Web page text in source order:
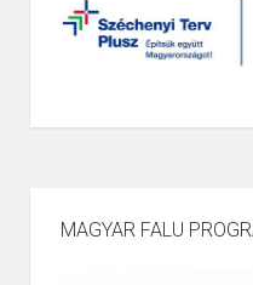
MAGYAR FALU